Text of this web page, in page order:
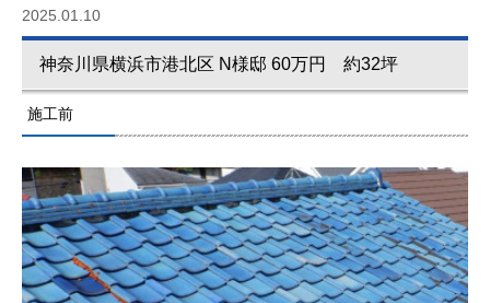
2025.01.10
神奈川県横浜市港北区 N様邸 60万円 約32坪
施工前